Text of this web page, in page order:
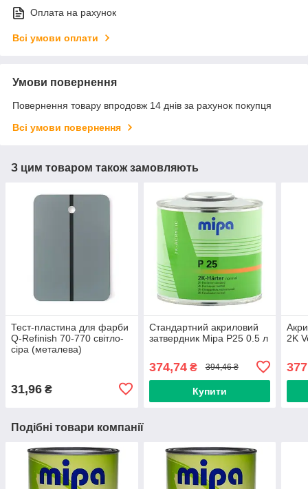
Оплата на рахунок
Всі умови оплати
Умови повернення
Повернення товару впродовж 14 днів за рахунок покупця
Всі умови повернення
З цим товаром також замовляють
Тест-пластина для фарби
Q-Refinish 70-770 світло-
сіра (металева)
31,96 ₴
Стандартний акриловий
затвердник Mipa P25 0.5 л
374,74₴ 394,46 ₴
Купити
2K
Подібні товари компанії